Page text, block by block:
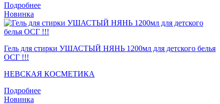
Подробнее
Новинка
Гель для стирки УШАСТЫЙ НЯНЬ 1200мл для детского белья
ОСГ !!!
НЕВСКАЯ КОСМЕТИКА
Подробнее
Новинка